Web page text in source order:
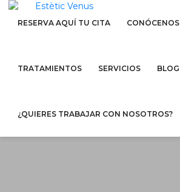
RESERVA AQUÍ TU CITA CONÓCENOS
TRATAMIENTOS SERVICIOS BLOG
¿QUIERES TRABAJAR CON NOSOTROS?